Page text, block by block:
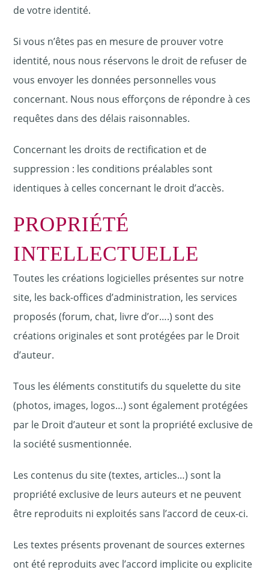
de votre identité.
Si vous n’êtes pas en mesure de prouver votre
identité, nous nous réservons le droit de refuser de
vous envoyer les données personnelles vous
concernant. Nous nous efforçons de répondre à ces
requêtes dans des délais raisonnables.
Concernant les droits de rectification et de
suppression : les conditions préalables sont
identiques à celles concernant le droit d’accès.
PROPRIÉTÉ
INTELLECTUELLE
Toutes les créations logicielles présentes sur notre
site, les back-offices d’administration, les services
proposés (forum, chat, livre d’or….) sont des
créations originales et sont protégées par le Droit
d’auteur.
Tous les éléments constitutifs du squelette du site
(photos, images, logos…) sont également protégées
par le Droit d’auteur et sont la propriété exclusive de
la société susmentionnée.
Les contenus du site (textes, articles…) sont la
propriété exclusive de leurs auteurs et ne peuvent
être reproduits ni exploités sans l’accord de ceux-ci.
Les textes présents provenant de sources externes
ont été reproduits avec l’accord implicite ou explicite